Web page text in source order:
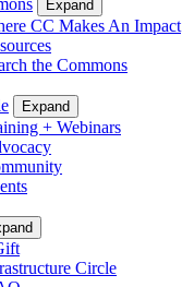
Expand
CC Makes An Impact
the Commons
Expand
+ Webinars
Circle